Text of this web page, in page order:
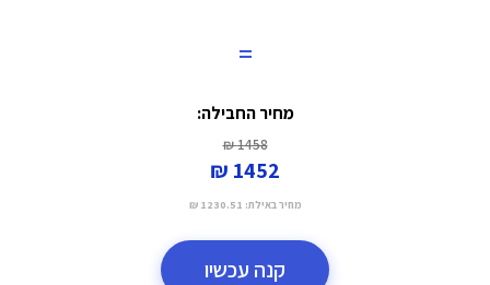
=
מחיר החבילה:
1458 ₪
1452 ₪
מחיר באילת: 1230.51 ₪
קנה עכשיו